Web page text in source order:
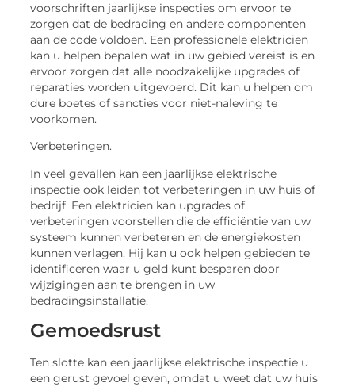
voorschriften jaarlijkse inspecties om ervoor te
zorgen dat de bedrading en andere componenten
aan de code voldoen. Een professionele elektricien
kan u helpen bepalen wat in uw gebied vereist is en
ervoor zorgen dat alle noodzakelijke upgrades of
reparaties worden uitgevoerd. Dit kan u helpen om
dure boetes of sancties voor niet-naleving te
voorkomen.
Verbeteringen.
In veel gevallen kan een jaarlijkse elektrische
inspectie ook leiden tot verbeteringen in uw huis of
bedrijf. Een elektricien kan upgrades of
verbeteringen voorstellen die de efficiëntie van uw
systeem kunnen verbeteren en de energiekosten
kunnen verlagen. Hij kan u ook helpen gebieden te
identificeren waar u geld kunt besparen door
wijzigingen aan te brengen in uw
bedradingsinstallatie.
Gemoedsrust
Ten slotte kan een jaarlijkse elektrische inspectie u
een gerust gevoel geven, omdat u weet dat uw huis